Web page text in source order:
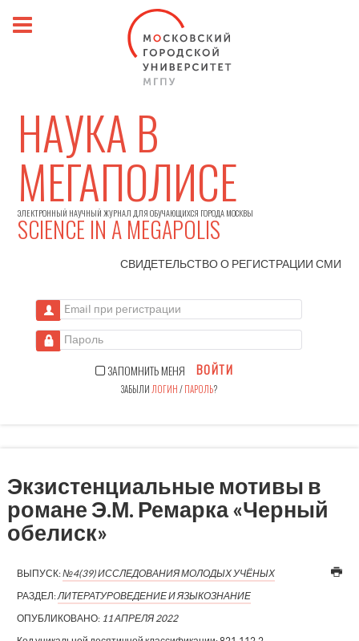
НАУКА В
МЕГАПОЛИСЕ
ЭЛЕКТРОННЫЙ НАУЧНЫЙ ЖУРНАЛ ДЛЯ ОБУЧАЮЩИХСЯ ГОРОДА МОСКВЫ
SCIENCE IN A MEGAPOLIS
СВИДЕТЕЛЬСТВО О РЕГИСТРАЦИИСМИ
Email при регистрации
Пароль
ЗАПОМНИТЬ МЕНЯ ВОЙТИ
ЗАБЫЛИ ЛОГИН/ПАРОЛЬ?
Экзистенциальные мотивы в
романе Э.М. Ремарка «Черный
обелиск»
ВЫПУСК:№4(39) ИССЛЕДОВАНИЯ МОЛОДЫХ УЧЁНЫХ
РАЗДЕЛ:ЛИТЕРАТУРОВЕДЕНИЕ И ЯЗЫКОЗНАНИЕ
ОПУБЛИКОВАНО: 11 АПРЕЛЯ 2022